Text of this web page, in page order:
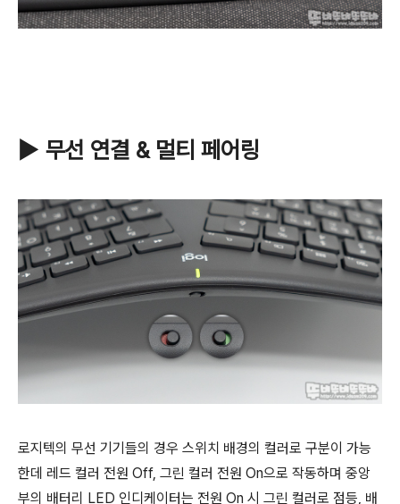
▶ 무선 연결 & 멀티 페어링
로지텍의 무선 기기들의 경우 스위치 배경의 컬러로 구분이 가능
한데 레드 컬러 전원 Off, 그린 컬러 전원 On으로 작동하며 중앙
부의 배터리 LED 인디케이터는 전원 On 시 그린 컬러로 점등, 배